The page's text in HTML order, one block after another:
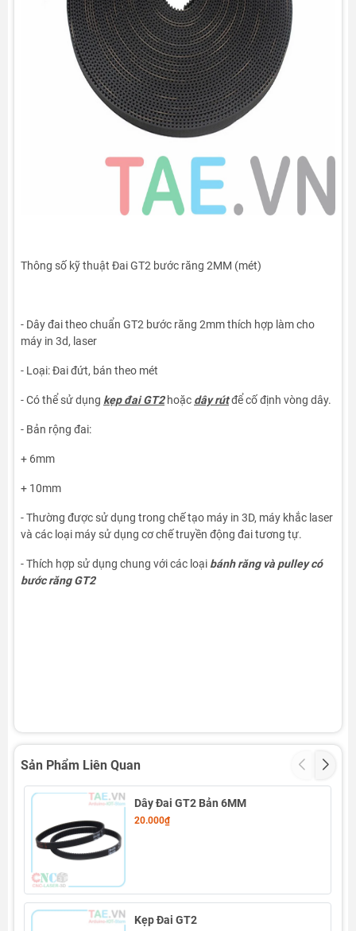
Thông số kỹ thuật Đai GT2 bước răng 2MM (mét)
- Dây đai theo chuẩn GT2 bước răng 2mm thích hợp làm cho
máy in 3d, laser
- Loại: Đai đứt, bán theo mét
- Có thể sử dụng kẹp đai GT2hoặc dây rútđể cố định vòng dây.
- Bản rộng đai:
+ 6mm
+ 10mm
- Thường được sử dụng trong chế tạo máy in 3D, máy khắc laser
và các loại máy sử dụng cơ chế truyền động đai tương tự.
- Thích hợp sử dụng chung với các loại bánh răng và pulley có
bước răng GT2
Sản Phẩm Liên Quan
Dây Đai GT2 Bản 6MM
20.000₫
Kẹp Đai GT2